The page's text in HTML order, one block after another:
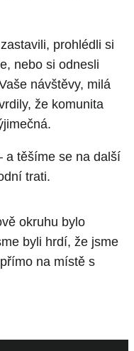
prohlédli si
nebo si odnesli
návštěvy, milá
že komunita
a těšíme se na další
trati.